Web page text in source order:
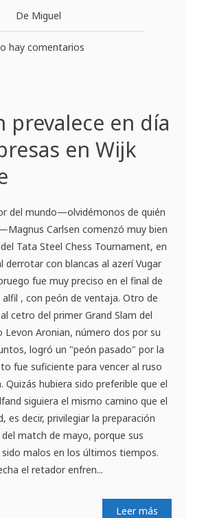
De Miguel
hay comentarios
prevalece en día
en Wijk
del mundo—olvidémonos de quién
Carlsen comenzó muy bien
Tata Steel Chess Tournament, en
derrotar con blancas al azerí Vugar
fue muy preciso en el final de
, con peón de ventaja. Otro de
cetro del primer Grand Slam del
Levon Aronian, número dos por su
logró un "peón pasado" por la
fue suficiente para vencer al ruso
Quizás hubiera sido preferible que el
siguiera el mismo camino que el
es decir, privilegiar la preparación
match de mayo, porque sus
malos en los últimos tiempos.
el retador enfren...
Leer más